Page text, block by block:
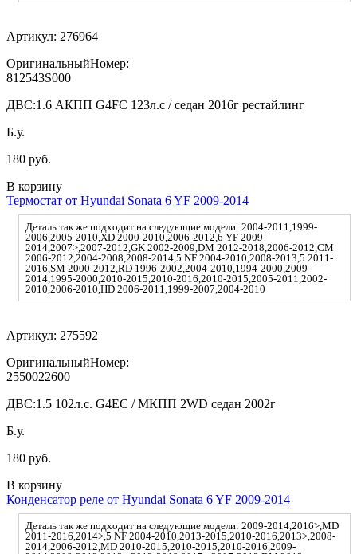
Артикул: 276964
ОригинальныйНомер:
812543S000
ДВС:1.6 АКПП G4FC 123л.с / седан 2016г рестайлинг
Б.у.
180 руб.
В корзину
Термостат от Hyundai Sonata 6 YF 2009-2014
Деталь так же подходит на следующие модели: 2004-2011,1999-
2006,2005-2010,XD 2000-2010,2006-2012,6 YF 2009-
2014,2007>,2007-2012,GK 2002-2009,DM 2012-2018,2006-2012,CM
2006-2012,2004-2008,2008-2014,5 NF 2004-2010,2008-2013,5 2011-
2016,SM 2000-2012,RD 1996-2002,2004-2010,1994-2000,2009-
2014,1995-2000,2010-2015,2010-2016,2010-2015,2005-2011,2002-
2010,2006-2010,HD 2006-2011,1999-2007,2004-2010
Артикул: 275592
ОригинальныйНомер:
2550022600
ДВС:1.5 102л.с. G4EC / МКПП 2WD седан 2002г
Б.у.
180 руб.
В корзину
Конденсатор реле от Hyundai Sonata 6 YF 2009-2014
Деталь так же подходит на следующие модели: 2009-2014,2016>,MD
2011-2016,2014>,5 NF 2004-2010,2013-2015,2010-2016,2013>,2008-
2014,2006-2012,MD 2010-2015,2010-2015,2010-2016,2009-